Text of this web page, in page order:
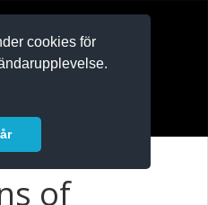
cookies för
of